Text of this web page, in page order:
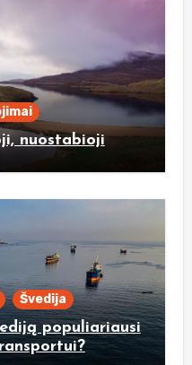
nuostabioji
Švedija
populiariausi